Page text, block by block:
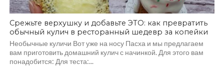
Срежьте верхушку и добавьте ЭТО: как превратить
обычный кулич в ресторанный шедевр за копейки
Необычные куличи Вот уже на носу Пасха и мы предлагаем
вам приготовить домашний кулич с начинкой. Для этого вам
понадобится: Для теста:...